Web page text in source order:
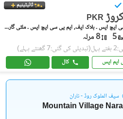
ٹائیٹینیم
PKR
ایم پی سی ایچ ایس ۔ بلاک ایف, ایم پی سی ایچ ایس ۔ ملٹی گارڈنز
5 8 مرلہ
(تبدیلی کی گئی:7 گھنٹے پہلے)
ایم ایس کال
سیف الملوک روڈ - ناران
Mountain Village